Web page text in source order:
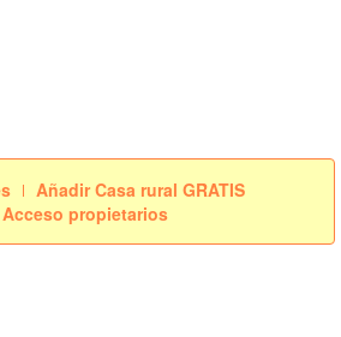
Añadir Casa rural GRATIS
Acceso propietarios